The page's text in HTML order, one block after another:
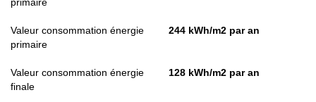
Valeur consommation énergie
primaire
244 kWh/m2 par an
Valeur consommation énergie
finale
128 kWh/m2 par an